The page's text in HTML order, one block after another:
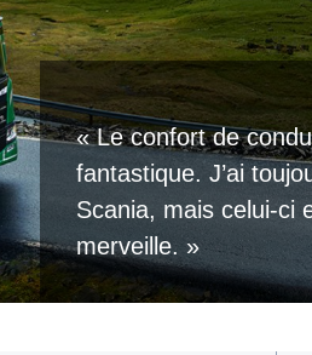
« Le confort de
fantastique. J’ai
Scania, mais celui-ci
merveille. »